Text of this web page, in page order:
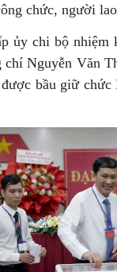
chức, người
ủy chi bộ nhiệm
chí Nguyễn Văn
bầu giữ chức